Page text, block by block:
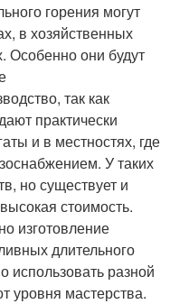
горения могут
в хозяйственных
Особенно они будут
так как
практически
и в местностях, где
У таких
но существует и
стоимость.
изготовление
длительного
использовать разной
уровня мастерства.